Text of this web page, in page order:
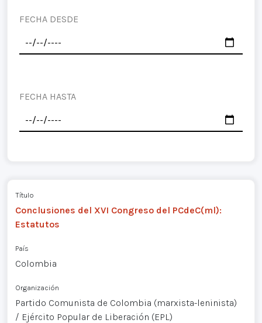
FECHA DESDE
FECHA HASTA
Título
Conclusiones del XVI Congreso del PCdeC(ml):
Estatutos
País
Colombia
Organización
Partido Comunista de Colombia (marxista-leninista)
/ Ejército Popular de Liberación (EPL)